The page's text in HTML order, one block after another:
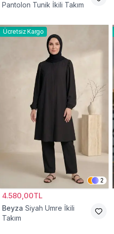
Pantolon Tunik İkili Takım
Ücretsiz Kargo
2
4.580,00TL
Beyza Siyah Umre İkili
Takım